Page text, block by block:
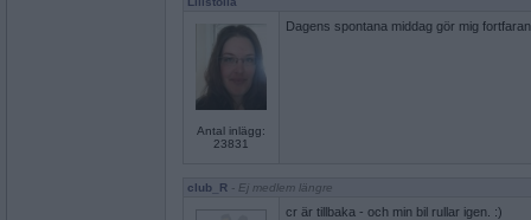
Antal inlägg:
23831
Dagens spontana middag gör mig
club_R - Ej medlem längre
cr är tillbaka - och min bil rullar igen. :)